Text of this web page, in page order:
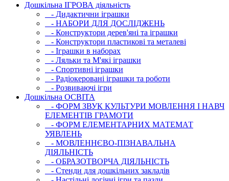
Дошкільна ІГРОВА діяльність
- Дидактични іграшки
- НАБОРИ ДЛЯ ДОСЛІДЖЕНЬ
- Конструктори дерев'яні та іграшки
- Конструктори пластикові та металеві
- Іграшки в наборах
- Ляльки та М'які іграшки
- Спортивні іграшки
- Радіокеровані іграшки та роботи
- Розвиваючі ігри
Дошкільна ОСВIТА
- ФОРМ ЗВУК КУЛЬТУРИ МОВЛЕННЯ І НАВЧ
ЕЛЕМЕНТІВ ГРАМОТИ
- ФОРМ ЕЛЕМЕНТАРНИХ МАТЕМАТ
УЯВЛЕНЬ
- МОВЛЕННЄВО-ПІЗНАВАЛЬНА
ДІЯЛЬНІСТЬ
- ОБРАЗОТВОРЧА ДІЯЛЬНІСТЬ
- Стенди для дошкільних закладів